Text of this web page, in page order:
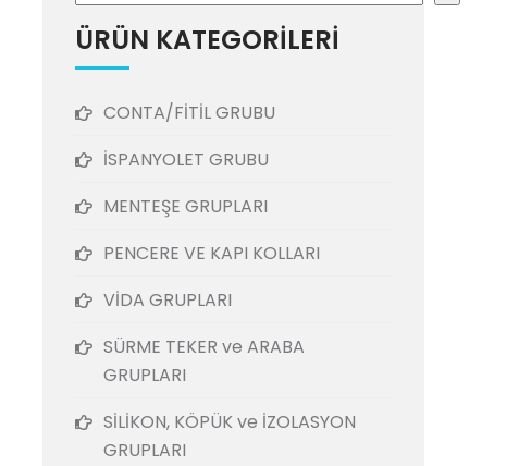
ÜRÜN KATEGORİLERİ
CONTA/FİTİL GRUBU
İSPANYOLET GRUBU
MENTEŞE GRUPLARI
PENCERE VE KAPI KOLLARI
VİDA GRUPLARI
SÜRME TEKER ve ARABA
GRUPLARI
SİLİKON, KÖPÜK ve İZOLASYON
GRUPLARI